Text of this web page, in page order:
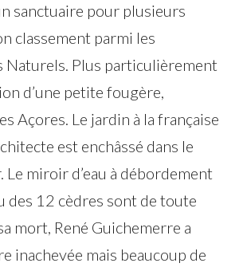
sanctuaire pour plusieurs
classement parmi les
Naturels. Plus particulièrement
d’une petite fougère,
Açores. Le jardin à la française
est enchâssé dans le
Le miroir d’eau à débordement
des 12 cèdres sont de toute
mort, René Guichemerre a
inachevée mais beaucoup de